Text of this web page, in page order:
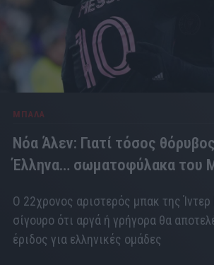
ΜΠΑΛΑ
Νόα Άλεν: Γιατί τόσος
Έλληνα… σωματοφύλακα του
Ο 22χρονος αριστερός μπακ της Ίντερ
σίγουρο ότι αργά ή γρήγορα θα
έριδος για ελληνικές ομάδες